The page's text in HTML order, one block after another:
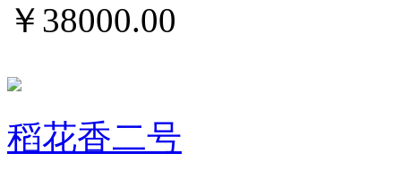
￥ 38000.00
稻花香二号